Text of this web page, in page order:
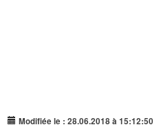
Modifiée le : 28.06.2018 à 15:12:50